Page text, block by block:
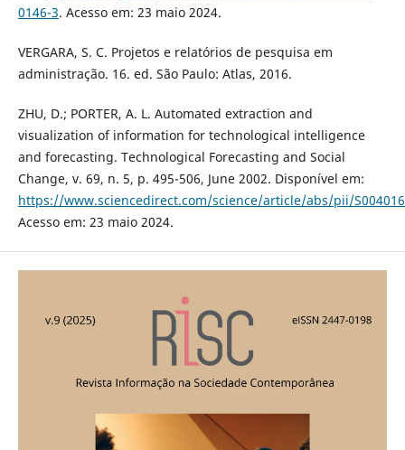
0146-3. Acesso em: 23 maio 2024.
VERGARA, S. C. Projetos e relatórios de pesquisa em
administração. 16. ed. São Paulo: Atlas, 2016.
ZHU, D.; PORTER, A. L. Automated extraction and
visualization of information for technological intelligence
and forecasting. Technological Forecasting and Social
Change, v. 69, n. 5, p. 495-506, June 2002. Disponível em:
https://www.sciencedirect.com/science/article/abs/pii/
Acesso em: 23 maio 2024.